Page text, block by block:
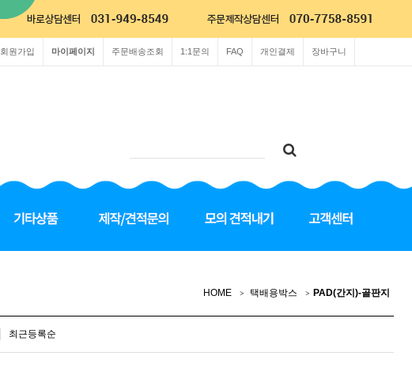
장바구니
개인결제
FAQ
1:1문의
주문배송조회
마이페이지
회원가입
HOME 택배용박스 PAD(간지)-골판지
최근등록순